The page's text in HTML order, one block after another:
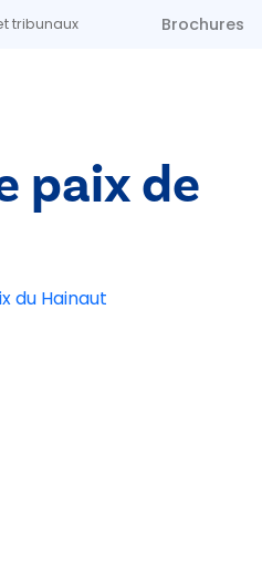
tribunaux Brochures
paix de
du Hainaut